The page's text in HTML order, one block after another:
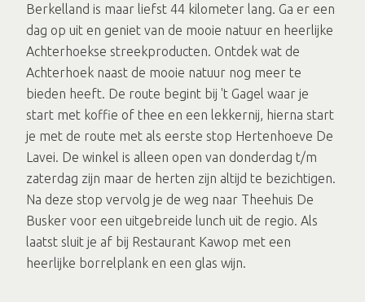
Berkelland is maar liefst 44 kilometer lang. Ga er een
dag op uit en geniet van de mooie natuur en heerlijke
Achterhoekse streekproducten. Ontdek wat de
Achterhoek naast de mooie natuur nog meer te
bieden heeft. De route begint bij 't Gagel waar je
start met koffie of thee en een lekkernij, hierna start
je met de route met als eerste stop Hertenhoeve De
Lavei. De winkel is alleen open van donderdag t/m
zaterdag zijn maar de herten zijn altijd te bezichtigen.
Na deze stop vervolg je de weg naar Theehuis De
Busker voor een uitgebreide lunch uit de regio. Als
laatst sluit je af bij Restaurant Kawop met een
heerlijke borrelplank en een glas wijn.